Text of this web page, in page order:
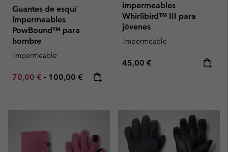
Guantes de esquí
impermeables
PowBound™ para
hombre
Impermeable
Minimum sale price:
70,00 € - Maximum price:
100,00 €
impermeables
Whirlibird™ III para
jóvenes
Impermeable
Regular price:
45,00 €